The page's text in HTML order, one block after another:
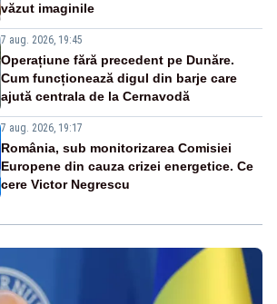
văzut imaginile
7 aug. 2026, 19:45
Operațiune fără precedent pe Dunăre.
Cum funcționează digul din barje care
ajută centrala de la Cernavodă
7 aug. 2026, 19:17
România, sub monitorizarea Comisiei
Europene din cauza crizei energetice. Ce
cere Victor Negrescu